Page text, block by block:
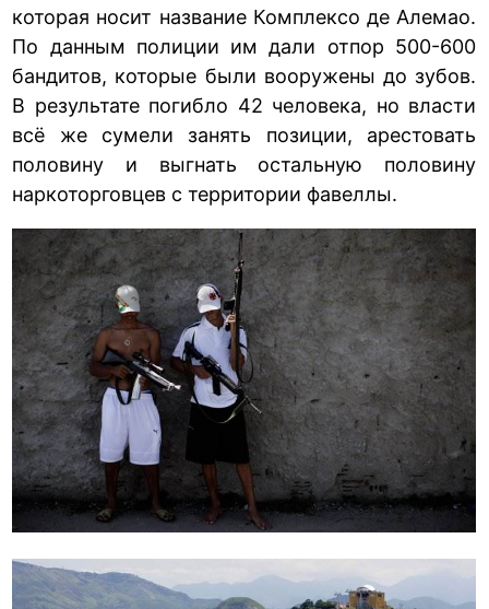
которая носит название Комплексо де Алемао.
По данным полиции им дали отпор 500-600
бандитов, которые были вооружены до зубов.
В результате погибло 42 человека, но власти
всё же сумели занять позиции, арестовать
половину и выгнать остальную половину
наркоторговцев с территории фавеллы.